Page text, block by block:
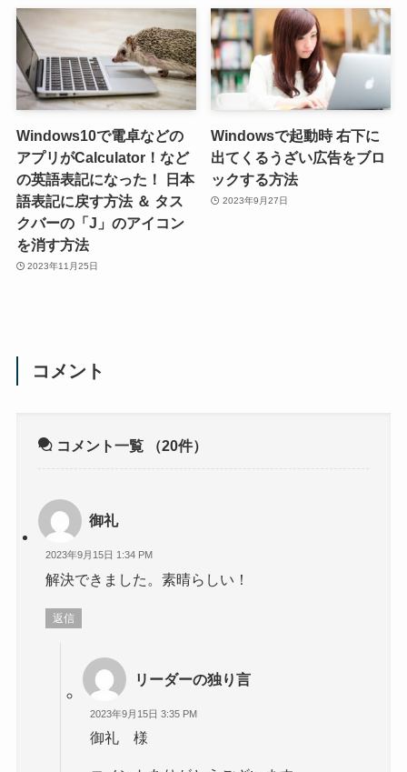
Windows10で電卓などの
アプリがCalculator！など
の英語表記になった！ 日本
語表記に戻す方法 ＆ タス
クバーの「J」のアイコン
を消す方法
2023年11月25日
Windowsで起動時 右下に
出てくるうざい広告をブロ
ックする方法
2023年9月27日
コメント
コメント一覧 （20件）
御礼
2023年9月15日 1:34 PM
解決できました。素晴らしい！
返信
リーダーの独り言
2023年9月15日 3:35 PM
御礼 様